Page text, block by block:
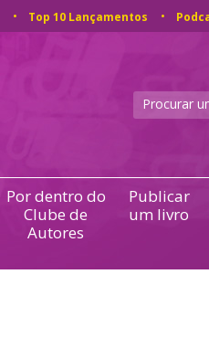
Top 10 Lançamentos
Por dentro do
Clube de
Autores
Publicar
um livro